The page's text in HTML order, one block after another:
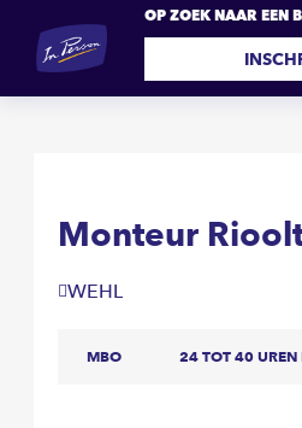
OP ZOEK NAAR EEN
Monteur
WEHL
MBO 24 TOT 40 UREN
Monteur Riooltechniek